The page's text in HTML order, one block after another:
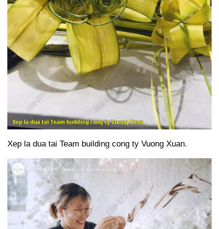
Xep la dua tai Team building cong ty Vuong Xuan.